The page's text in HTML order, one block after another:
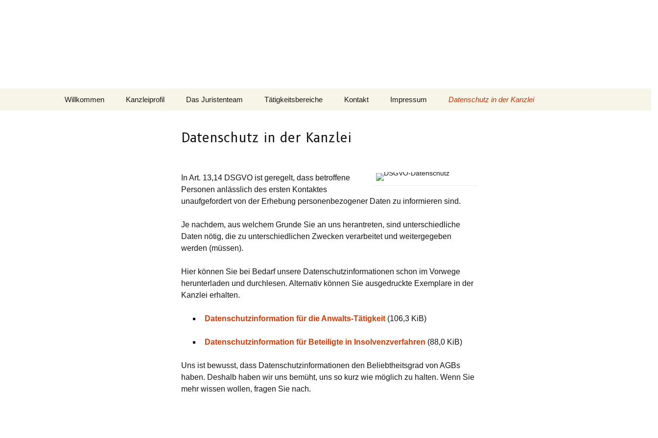
Willkommen Kanzleiprofil Das Juristenteam Tätigkeitsbereiche
Anwaltliches
Kontakt Impressum Datenschutz in der Kanzlei
Datenschutz in der Kanzlei
In Art. 13,14 DSGVO ist geregelt, dass betroffene
Personen anlässlich des ersten Kontaktes
unaufgefordert von der Erhebung personenbezogener Daten zu informieren sind.
Je nachdem, aus welchem Grunde Sie an uns herantreten, sind unterschiedliche
Daten nötig, die zu unterschiedlichen Zwecken verarbeitet und weitergegeben
werden (müssen).
Hier können Sie bei Bedarf unsere Datenschutzinformationen schon im Vorwege
herunterladen und durchlesen. Alternativ können Sie ausgedruckte Exemplare in der
Kanzlei erhalten.
Datenschutzinformation für die Anwalts-Tätigkeit (106,3 KiB)
Datenschutzinformation für Beteiligte in Insolvenzverfahren (88,0 KiB)
Uns ist bewusst, dass Datenschutzinformationen den Beliebtheitsgrad von AGBs
haben. Deshalb haben wir uns bemüht, uns so kurz wie möglich zu halten. Wenn Sie
mehr wissen wollen, fragen Sie nach.